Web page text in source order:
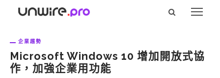
企業趨勢
Microsoft Windows 10 增加開放式協
作，加強企業用功能